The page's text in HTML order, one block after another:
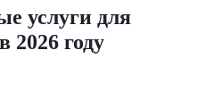
услуги для
2026 году